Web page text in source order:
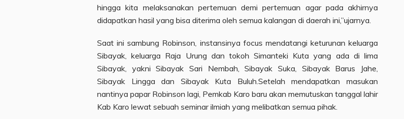
hingga kita melaksanakan pertemuan demi pertemuan agar pada akhirnya
didapatkan hasil yang bisa diterima oleh semua kalangan di daerah ini,”ujarnya.
Saat ini sambung Robinson, instansinya focus mendatangi keturunan keluarga
Sibayak, keluarga Raja Urung dan tokoh Simanteki Kuta yang ada di lima
Sibayak, yakni Sibayak Sari Nembah, Sibayak Suka, Sibayak Barus Jahe,
Sibayak Lingga dan Sibayak Kuta Buluh.Setelah mendapatkan masukan
nantinya papar Robinson lagi, Pemkab Karo baru akan memutuskan tanggal lahir
Kab Karo lewat sebuah seminar ilmiah yang melibatkan semua pihak.